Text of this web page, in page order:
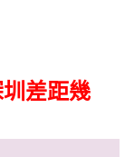
差距幾